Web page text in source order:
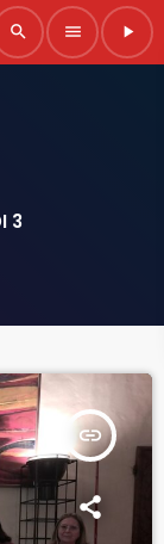
search menu play_arrow
3
insert_link